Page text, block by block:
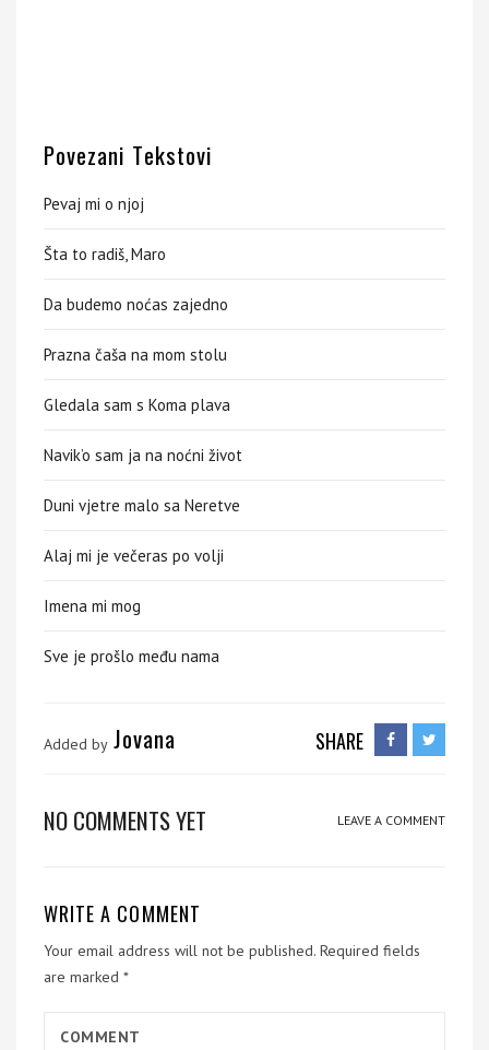
Povezani Tekstovi
Pevaj mi o njoj
Šta to radiš, Maro
Da budemo noćas zajedno
Prazna čaša na mom stolu
Gledala sam s Koma plava
Navik’o sam ja na noćni život
Duni vjetre malo sa Neretve
Alaj mi je večeras po volji
Imena mi mog
Sve je prošlo među nama
Added by Jovana SHARE
NO COMMENTS YET LEAVE A COMMENT
WRITE A COMMENT
Your email address will not be published. Required fields
are marked *